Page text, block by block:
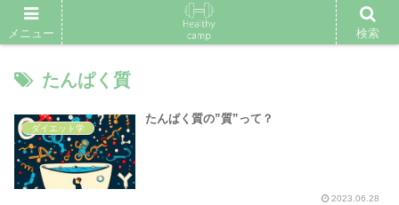
たんぱく質
ダイエット学
たんぱく質の”質”って？
2023.06.28
メニュー 検索